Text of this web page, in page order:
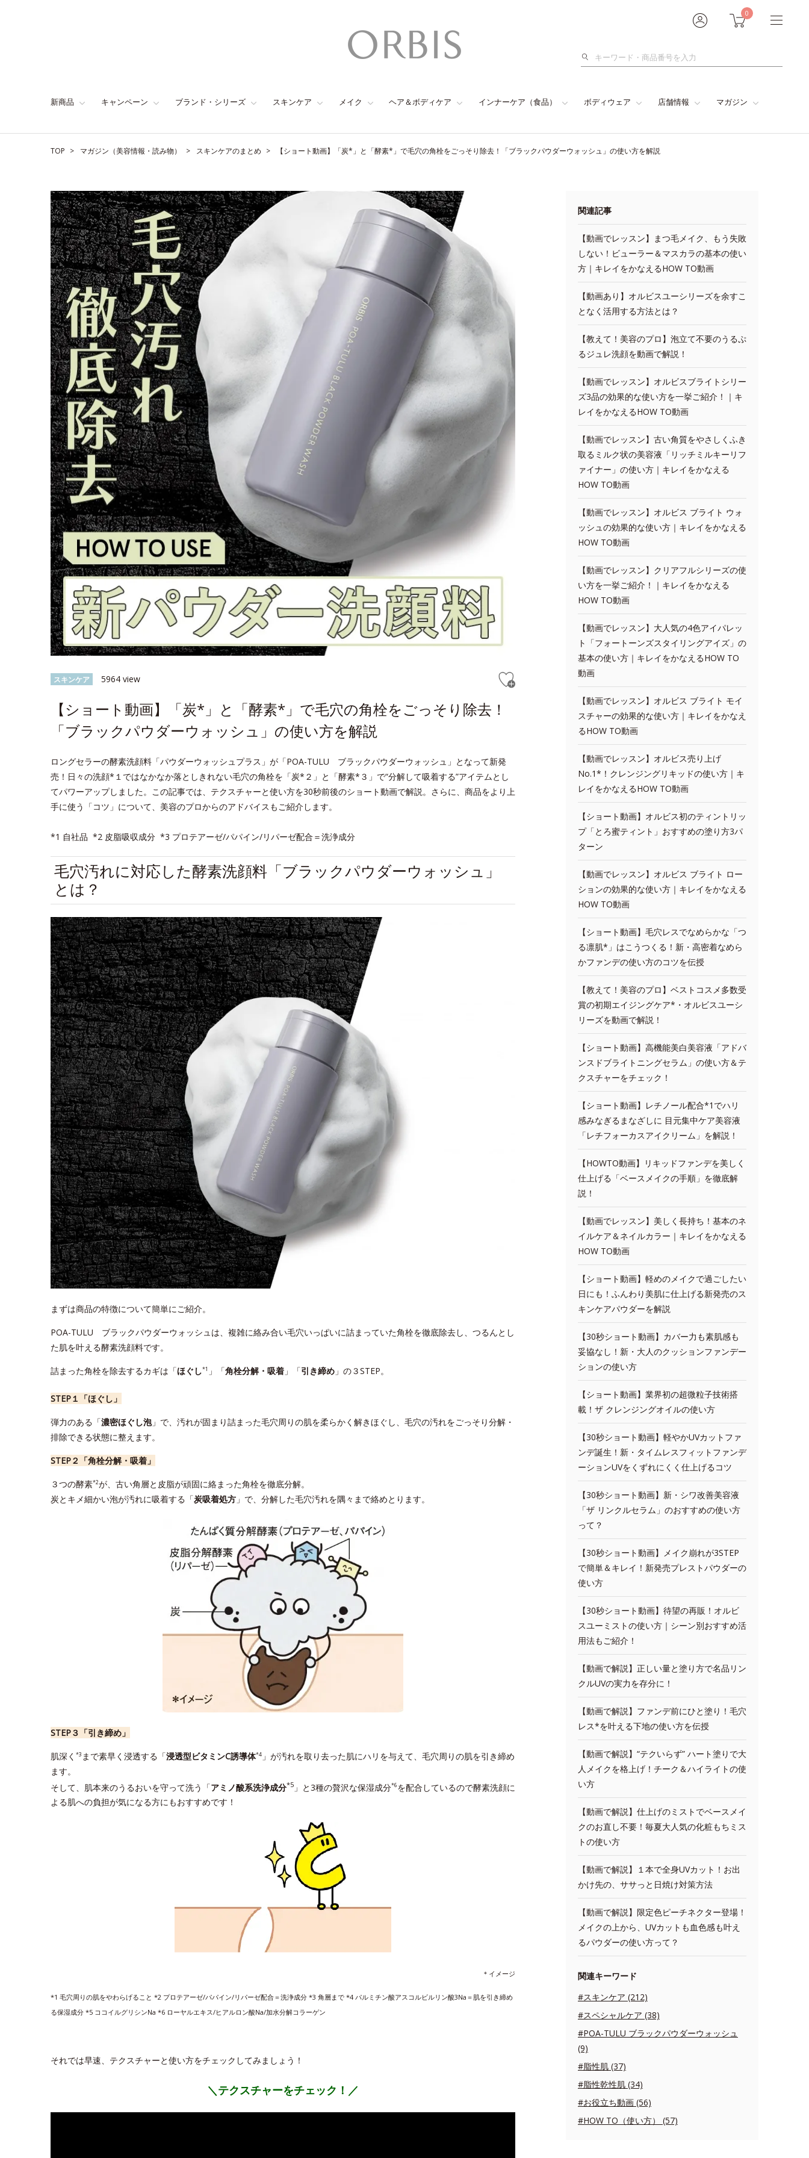
0
検
新商品 キャンペーン ブランド・シリーズ スキンケア メイク ヘア＆ボディケア インナーケア（食品） ボディウェア 店舗情報 マガジン
TOP マガジン（美容情報・読み物） スキンケアのまとめ 【ショート動画】「炭*」と「酵素*」で毛穴の角栓をごっそり除去！「ブラックパウダーウォッシュ」の使い方を解説
スキンケア 5964 view
【ショート動画】「炭*」と「酵素*」で毛穴の角栓をごっそり除去！
「ブラックパウダーウォッシュ」の使い方を解説
ロングセラーの酵素洗顔料「パウダーウォッシュプラス」が「POA-TULU ブラックパウダーウォッシュ」となって新発
売！日々の洗顔*１ではなかなか落としきれない毛穴の角栓を「炭*２」と「酵素*３」で“分解して吸着する”アイテムとし
てパワーアップしました。この記事では、テクスチャーと使い方を30秒前後のショート動画で解説。さらに、商品をより上
手に使う「コツ」について、美容のプロからのアドバイスもご紹介します。
*1 自社品 *2 皮脂吸収成分 *3 プロテアーゼ/パパイン/リパーゼ配合＝洗浄成分
毛穴汚れに対応した酵素洗顔料「ブラックパウダーウォッシュ」
とは？
まずは商品の特徴について簡単にご紹介。
POA-TULU ブラックパウダーウォッシュは、複雑に絡み合い毛穴いっぱいに詰まっていた角栓を徹底除去し、つるんとし
た肌を叶える酵素洗顔料です。
詰まった角栓を除去するカギは「ほぐし*1 」「角栓分解・吸着 」「引き締め 」の３STEP。
STEP１「ほぐし」
弾力のある「濃密ほぐし泡」で、汚れが固まり詰まった毛穴周りの肌を柔らかく解きほぐし、毛穴の汚れをごっそり分解・
排除できる状態に整えます。
STEP２「角栓分解・吸着」
３つの酵素*2が、古い角層と皮脂が頑固に絡まった角栓を徹底分解。
炭とキメ細かい泡が汚れに吸着する「炭吸着処方 」で、分解した毛穴汚れを隅々まで絡めとります。
STEP３「引き締め」
肌深く *3 まで素早く浸透する「浸透型ビタミンC誘導体*4 」が汚れを取り去った肌にハリを与えて、毛穴周りの肌を引き締め
ます。
そして、肌本来のうるおいを守って洗う「アミノ酸系洗浄成分*5 」と3種の贅沢な保湿成分*6を配合しているので酵素洗顔に
よる肌への負担が気になる方にもおすすめです！
＊イメージ
*1 毛穴周りの肌をやわらげること *2 プロテアーゼ/パパイン/リパーゼ配合＝洗浄成分 *3 角層まで *4 パルミチン酸アスコルビルリン酸3Na＝肌を引き締め
る保湿成分 *5 ココイルグリシンNa *6 ローヤルエキス/ヒアルロン酸Na/加水分解コラーゲン
それでは早速、テクスチャーと使い方をチェックしてみましょう！
＼テクスチャーをチェック！／
関連記事
【動画でレッスン】まつ毛メイク、もう失敗
しない！ビューラー＆マスカラの基本の使い
方｜キレイをかなえるHOW TO動画
【動画あり】オルビスユーシリーズを余すこ
となく活用する方法とは？
【教えて！美容のプロ】泡立て不要のうるぷ
るジュレ洗顔を動画で解説！
【動画でレッスン】オルビスブライトシリー
ズ3品の効果的な使い方を一挙ご紹介！｜キ
レイをかなえるHOW TO動画
【動画でレッスン】古い角質をやさしくふき
取るミルク状の美容液「リッチミルキーリフ
ァイナー」の使い方｜キレイをかなえる
HOW TO動画
【動画でレッスン】オルビス ブライト ウォ
ッシュの効果的な使い方｜キレイをかなえる
HOW TO動画
【動画でレッスン】クリアフルシリーズの使
い方を一挙ご紹介！｜キレイをかなえる
HOW TO動画
【動画でレッスン】大人気の4色アイパレッ
ト「フォートーンズスタイリングアイズ」の
基本の使い方｜キレイをかなえるHOW TO
動画
【動画でレッスン】オルビス ブライト モイ
スチャーの効果的な使い方｜キレイをかなえ
るHOW TO動画
【動画でレッスン】オルビス売り上げ
No.1*！クレンジングリキッドの使い方｜キ
レイをかなえるHOW TO動画
【ショート動画】オルビス初のティントリッ
プ「とろ蜜ティント」おすすめの塗り方3パ
ターン
【動画でレッスン】オルビス ブライト ロー
ションの効果的な使い方｜キレイをかなえる
HOW TO動画
【ショート動画】毛穴レスでなめらかな「つ
る凛肌*」はこうつくる！新・高密着なめら
かファンデの使い方のコツを伝授
【教えて！美容のプロ】ベストコスメ多数受
賞の初期エイジングケア*・オルビスユーシ
リーズを動画で解説！
【ショート動画】高機能美白美容液「アドバ
ンスドブライトニングセラム」の使い方＆テ
クスチャーをチェック！
【ショート動画】レチノール配合*1でハリ
感みなぎるまなざしに 目元集中ケア美容液
「レチフォーカスアイクリーム」を解説！
【HOWTO動画】リキッドファンデを美しく
仕上げる「ベースメイクの手順」を徹底解
説！
【動画でレッスン】美しく長持ち！基本のネ
イルケア＆ネイルカラー｜キレイをかなえる
HOW TO動画
【ショート動画】軽めのメイクで過ごしたい
日にも！ふんわり美肌に仕上げる新発売のス
キンケアパウダーを解説
【30秒ショート動画】カバー力も素肌感も
妥協なし！新・大人のクッションファンデー
ションの使い方
【ショート動画】業界初の超微粒子技術搭
載！ザ クレンジングオイルの使い方
【30秒ショート動画】軽やかUVカットファ
ンデ誕生！新・タイムレスフィットファンデ
ーションUVをくずれにくく仕上げるコツ
【30秒ショート動画】新・シワ改善美容液
「ザ リンクルセラム」のおすすめの使い方
って？
【30秒ショート動画】メイク崩れが3STEP
で簡単＆キレイ！新発売プレストパウダーの
使い方
【30秒ショート動画】待望の再販！オルビ
スユーミストの使い方｜シーン別おすすめ活
用法もご紹介！
【動画で解説】正しい量と塗り方で名品リン
クルUVの実力を存分に！
【動画で解説】ファンデ前にひと塗り！毛穴
レス*を叶える下地の使い方を伝授
【動画で解説】“テクいらず” ハート塗りで大
人メイクを格上げ！チーク＆ハイライトの使
い方
【動画で解説】仕上げのミストでベースメイ
クのお直し不要！毎夏大人気の化粧もちミス
トの使い方
【動画で解説】１本で全身UVカット！お出
かけ先の、ササっと日焼け対策方法
【動画で解説】限定色ピーチネクター登場！
メイクの上から、UVカットも血色感も叶え
るパウダーの使い方って？
関連キーワード
#スキンケア (212)
#スペシャルケア (38)
#POA-TULU ブラックパウダーウォッシュ
(9)
#脂性肌 (37)
#脂性乾性肌 (34)
#お役立ち動画 (56)
#HOW TO（使い方） (57)